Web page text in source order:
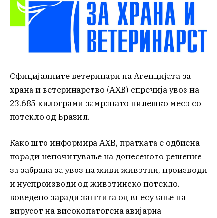
Официјалните ветеринари на Агенцијата за
храна и ветеринарство (АХВ) спречија увоз на
23.685 килограми замрзнато пилешко месо со
потекло од Бразил.
Како што информира АХВ, пратката е одбиена
поради непочитување на донесеното решение
за забрана за увоз на живи животни, производи
и нуспроизводи од животинско потекло,
воведено заради заштита од внесување на
вирусот на високопатогена авијарна